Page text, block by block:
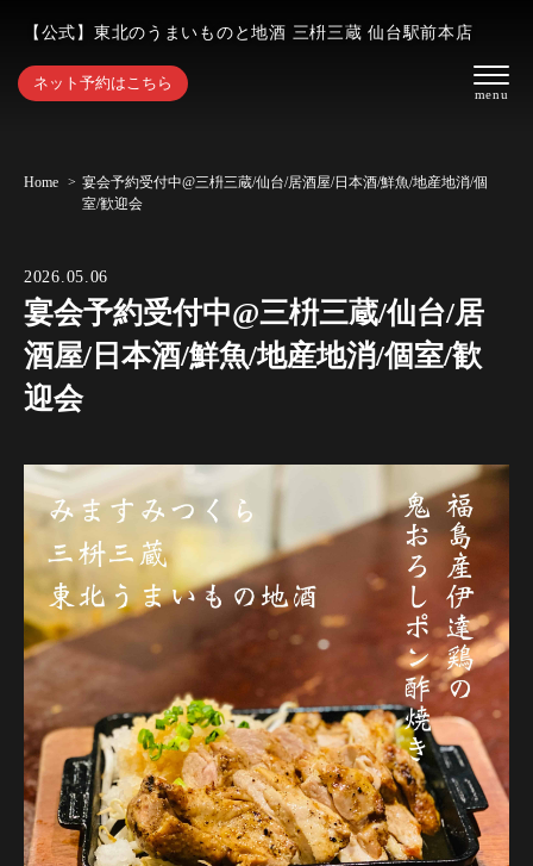
【公式】東北のうまいものと地酒 三枡三蔵 仙台駅前本店
ネット予約はこちら
Home
宴会予約受付中@三枡三蔵/仙台/居酒屋/日本酒/鮮魚/地産地消/個
室/歓迎会
2026.05.06
宴会予約受付中@三枡三蔵/仙台/居
酒屋/日本酒/鮮魚/地産地消/個室/歓
迎会